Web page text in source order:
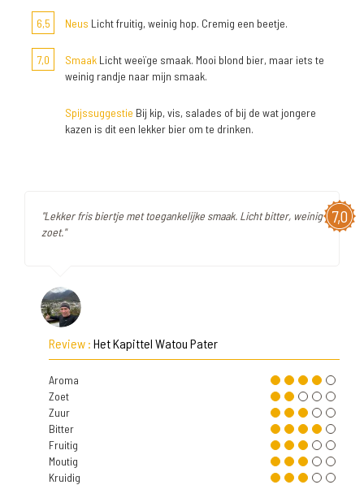
6,5 Neus Licht fruitig, weinig hop. Cremig een beetje.
7,0 Smaak Licht weeïge smaak. Mooi blond bier, maar iets te
weinig randje naar mijn smaak.
Spijssuggestie Bij kip, vis, salades of bij de wat jongere
kazen is dit een lekker bier om te drinken.
7,0
"Lekker fris biertje met toegankelijke smaak. Licht bitter, weinig
zoet."
Review : Het Kapittel Watou Pater
Aroma
Zoet
Zuur
Bitter
Fruitig
Moutig
Kruidig